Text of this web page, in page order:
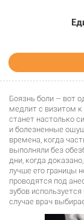
Боязнь боли – вот
медлит с визитом к
станет настолько
и болезненные
времена, когда
выполняли без
дни, когда
лучше его границы
проводятся под
зубов
случае врач